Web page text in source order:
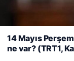
Web sitemizi nasıl
deneyiminizi
kullanıyoruz.
Reddet
14 Mayıs
ne var? (TRT1,